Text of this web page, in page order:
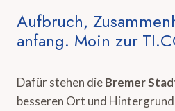
Aufbruch,
anfang. Moin zur
Dafür stehen dieBremer
besseren Ort und